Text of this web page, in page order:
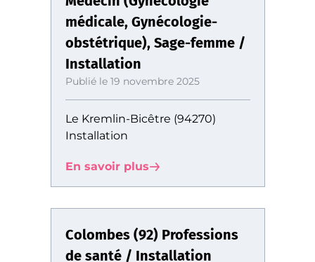
médicale, Gynécologie-
obstétrique), Sage-femme /
Installation
Publié le 19 novembre 2025
Le Kremlin-Bicêtre (94270)
Installation
En savoir plus
Colombes (92) Professions
de santé / Installation